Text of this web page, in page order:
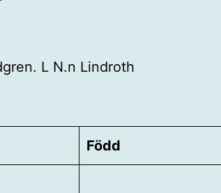
L N.n Lindroth
Född